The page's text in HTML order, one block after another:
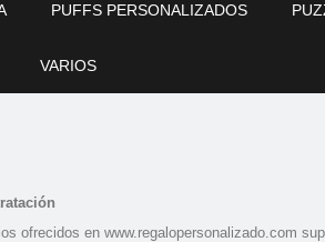
PUFFS PERSONALIZADOS
VARIOS
ofrecidos en www.regalopersonalizado.com